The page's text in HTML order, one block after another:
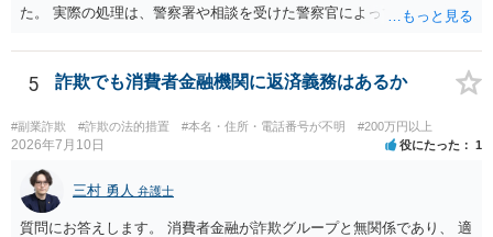
た。 実際の処理は、警察署や相談を受けた警察官によってだいぶ変わ
いて弁護士に依頼を検討されてください。
5 詐欺でも消費者金融機関に返済義務はあるか
#副業詐欺 #詐欺の法的措置 #本名・住所・電話番号が不明 #200万円以上
2026年7月10日 役にたった 1
三村 勇人 弁護士
質問にお答えします。 消費者金融が詐欺グループと無関係であり、 適